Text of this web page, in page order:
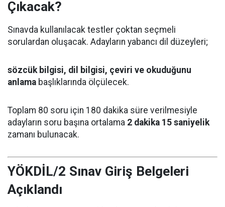
Çıkacak?
Sınavda kullanılacak testler çoktan seçmeli
sorulardan oluşacak. Adayların yabancı dil düzeyleri;
sözcük bilgisi, dil bilgisi, çeviri ve okuduğunu
anlama başlıklarında ölçülecek.
Toplam 80 soru için 180 dakika süre verilmesiyle
adayların soru başına ortalama 2 dakika 15 saniyelik
zamanı bulunacak.
YÖKDİL/2 Sınav Giriş Belgeleri
Açıklandı